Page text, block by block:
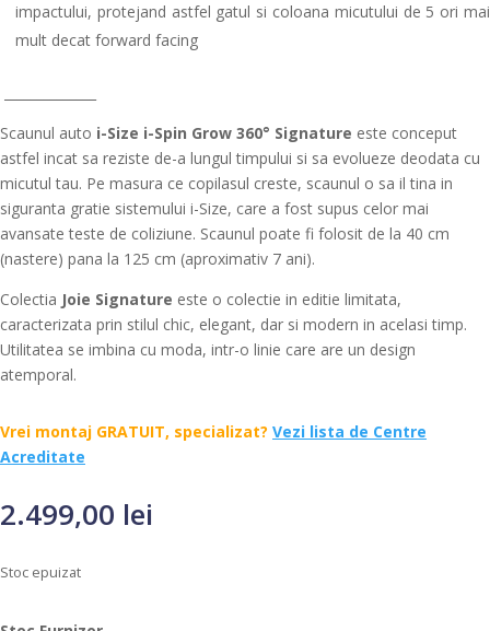
impactului, protejand astfel gatul si coloana micutului de 5 ori mai
mult decat forward facing
Scaunul auto i-Size i-Spin Grow 360° Signature este conceput
astfel incat sa reziste de-a lungul timpului si sa evolueze deodata cu
micutul tau. Pe masura ce copilasul creste, scaunul o sa il tina in
siguranta gratie sistemului i-Size, care a fost supus celor mai
avansate teste de coliziune. Scaunul poate fi folosit de la 40 cm
(nastere) pana la 125 cm (aproximativ 7 ani).
Colectia Joie Signature este o colectie in editie limitata,
caracterizata prin stilul chic, elegant, dar si modern in acelasi timp.
Utilitatea se imbina cu moda, intr-o linie care are un design
atemporal.
Vrei montaj GRATUIT, specializat? Vezi lista de Centre
Acreditate
2.499,00 lei
Stoc epuizat